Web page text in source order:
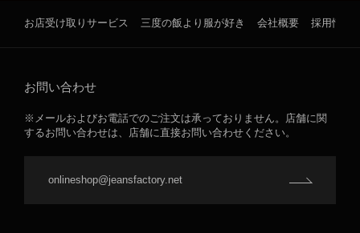
お店受け取りサービス 三度の飯より服が好き 会社概要 採用情報
お問い合わせ
※メールおよびお電話でのご注文は承っておりません。店舗に関
するお問い合わせは、店舗に直接お問い合わせください。
onlineshop@jeansfactory.net